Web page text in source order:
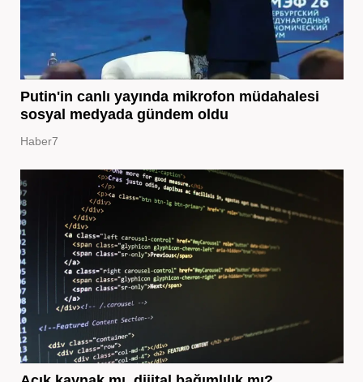
Putin'in canlı yayında mikrofon müdahalesi
sosyal medyada gündem oldu
Haber7